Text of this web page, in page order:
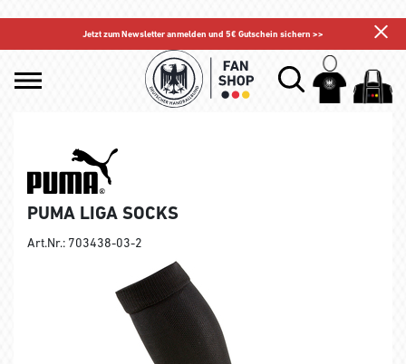
Jetzt zum Newsletter anmelden und 5€ Gutschein sichern >>
PUMA LIGA SOCKS
Art.Nr.: 703438-03-2